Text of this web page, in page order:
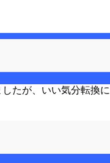
たが、いい気分転換に